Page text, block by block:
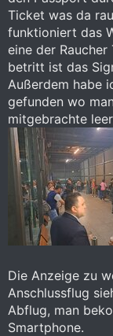
Ticket was da
funktioniert das
eine der
betritt ist das
Außerdem habe
gefunden wo
mitgebrachte
Die Anzeige zu
Anschlussflug
Abflug, man
Smartphone.